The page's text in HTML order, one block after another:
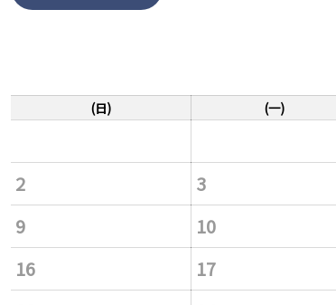
(日) (一)
2
3
9
10
16
17